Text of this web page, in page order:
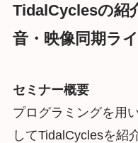
TidalCyclesの紹
音・映像同期ラ
セミナー概要
プログラミングを用
してTidalCyclesを紹